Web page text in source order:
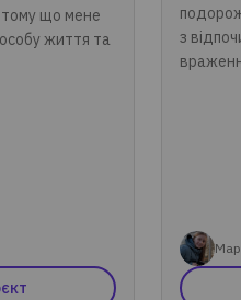
тому що мене
життя та
з